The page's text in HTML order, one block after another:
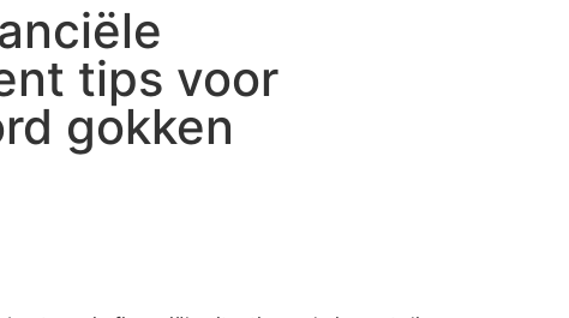
tips voor
gokken